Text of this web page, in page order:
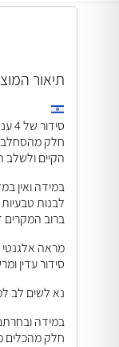
תיאור
סידור של 4 ענפי סחלב סגול 💜
חלק
הקיים
לבנות
ברוב המקרים
מראה אלגנטי
סידור עדין
נא לשים לב
במידה
חלק מהכלים